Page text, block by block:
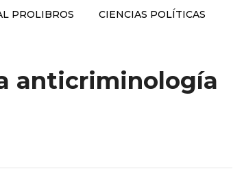
PROLIBROS CIENCIAS POLÍTICAS
anticriminología